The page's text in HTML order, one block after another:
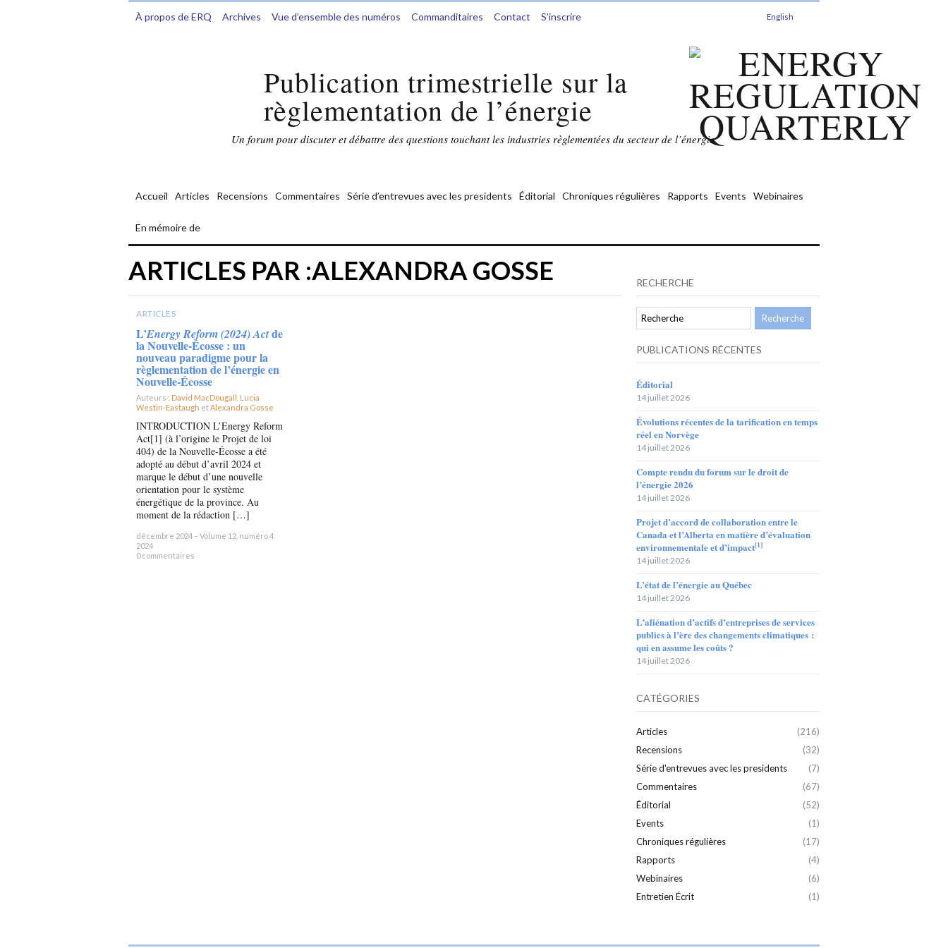
À propos de ERQ Archives Vue d’ensemble des numéros Commanditaires Contact S’inscrire English
Publication trimestrielle sur la
règlementation de l’énergie
Un forum pour discuter et débattre des questions touchant les industries règlementées du secteur de l’énergie.
Accueil Articles Recensions Commentaires Série d’entrevues avec les presidents Éditorial Chroniques régulières Rapports Events Webinaires
En mémoire de
ARTICLES PAR :ALEXANDRA GOSSE
ARTICLES
L’Energy Reform (2024) Actde
la Nouvelle-Écosse : un
nouveau paradigme pour la
règlementation de l’énergie en
Nouvelle-Écosse
Auteurs : David MacDougall Lucia
Westin-Eastaugh etAlexandra Gosse
INTRODUCTION L’Energy Reform
Act[1] (à l’origine le Projet de loi
404) de la Nouvelle-Écosse a été
adopté au début d’avril 2024 et
marque le début d’une nouvelle
orientation pour le système
énergétique de la province. Au
moment de la rédaction […]
décembre 2024 – Volume 12, numéro 4
2024
0 commentaires
RECHERCHE
PUBLICATIONS RÉCENTES
Éditorial
14 juillet 2026
Évolutions récentes de la tarification en temps
réel en Norvège
14 juillet 2026
Compte rendu du forum sur le droit de
l’énergie 2026
14 juillet 2026
Projet d’accord de collaboration entre le
Canada et l’Alberta en matière d’évaluation
environnementale et d’impact[1]
14 juillet 2026
L’état de l’énergie au Québec
14 juillet 2026
L’aliénation d’actifs d’entreprises de services
publics à l’ère des changements climatiques :
qui en assume les coûts ?
14 juillet 2026
CATÉGORIES
Articles
(216)
Recensions
(32)
Série d'entrevues avec les presidents
(7)
Commentaires
(67)
Éditorial
(52)
Events
(1)
Chroniques régulières
(17)
Rapports
(4)
Webinaires
(6)
Entretien Écrit
(1)